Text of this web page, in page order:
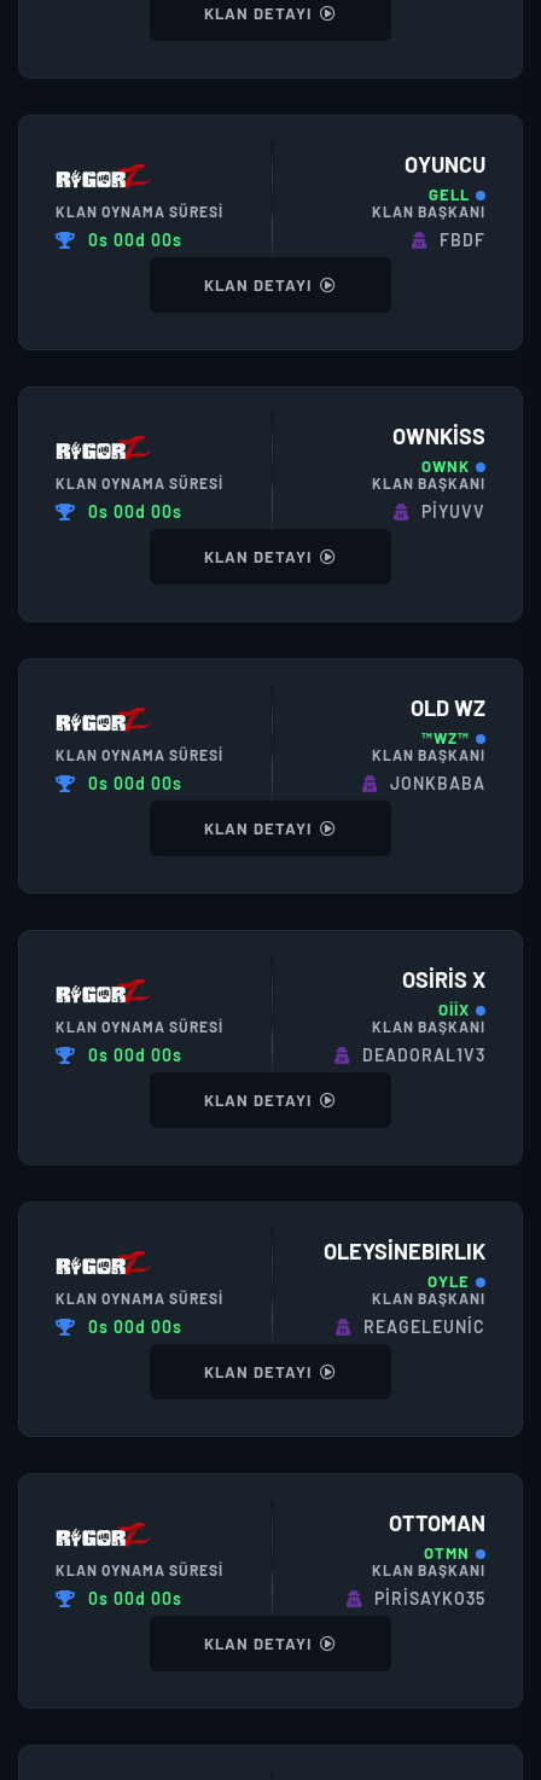
KLAN DETAYI
OYUNCU
GELL
KLAN OYNAMA SÜRESI
0s 00d 00s
KLAN BAŞKANI
FBDF
KLAN DETAYI
OWNKISS
OWNK
KLAN OYNAMA SÜRESI
0s 00d 00s
KLAN BAŞKANI
PIYUVV
KLAN DETAYI
OLD WZ
™WZ™
KLAN OYNAMA SÜRESI
0s 00d 00s
KLAN BAŞKANI
JONKBABA
KLAN DETAYI
OSİRİS X
OİİX
KLAN OYNAMA SÜRESI
0s 00d 00s
KLAN BAŞKANI
DEADORAL1V3
KLAN DETAYI
OLEYSİNEBIRLIK
OYLE
KLAN OYNAMA SÜRESI
0s 00d 00s
KLAN BAŞKANI
REAGELEUNIC
KLAN DETAYI
OTTOMAN
OTMN
KLAN OYNAMA SÜRESI
0s 00d 00s
KLAN BAŞKANI
PİRİSAYKO35
KLAN DETAYI